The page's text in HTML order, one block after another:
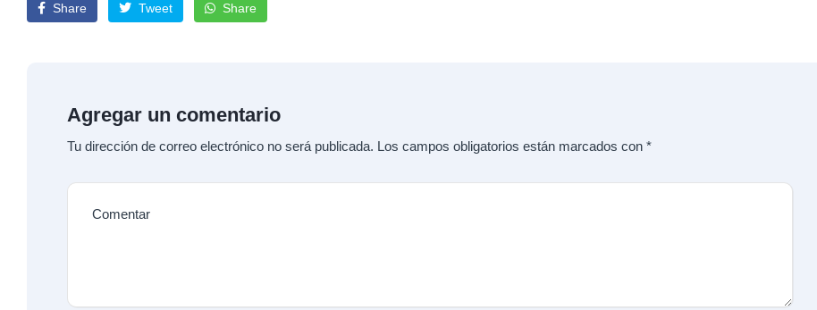
Share Tweet Share
Agregar un comentario
Tu dirección de correo electrónico no será publicada. Los campos obligatorios están marcados con *